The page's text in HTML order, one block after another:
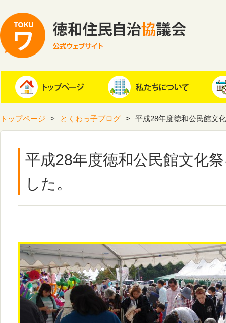
トップページ とくわっ子ブログ 平成28年度徳和公民館文
平成28年度徳和公民館文化
した。